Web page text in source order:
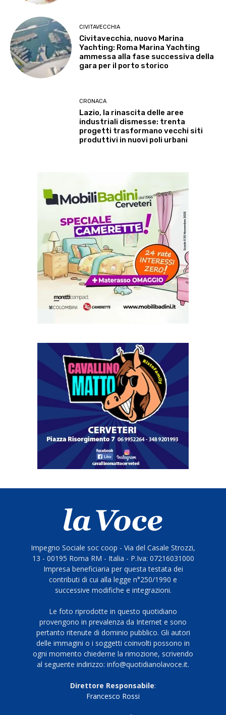
CIVITAVECCHIA
Civitavecchia, nuovo Marina
Yachting: Roma Marina Yachting
ammessa alla fase successiva della
gara per il porto storico
CRONACA
Lazio, la rinascita delle aree
industriali dismesse: trenta
progetti trasformano vecchi siti
produttivi in nuovi poli urbani
Impegno Sociale soc coop - Via del Casale Strozzi,
13 - 00195 Roma RM - Italia - P.Iva: 07216031000
Impresa beneficiaria per questa testata dei
contributi di cui alla legge n°250/1990 e
successive modifiche e integrazioni.
Le foto riprodotte in questo quotidiano
provengono in prevalenza da Internet e sono
pertanto ritenute di dominio pubblico. Gli autori
delle immagini o i soggetti coinvolti possono in
ogni momento chiederne la rimozione, scrivendo
al seguente indirizzo: info@quotidianolavoce.it.
Direttore Responsabile:
Francesco Rossi